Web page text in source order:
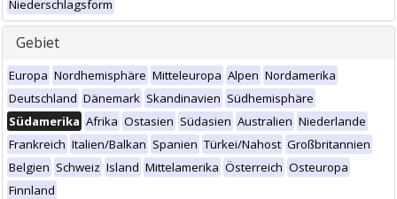
Niederschlagsform
Gebiet
Europa Nordhemisphäre Mitteleuropa Alpen Nordamerika
Deutschland Dänemark Skandinavien Südhemisphäre
Südamerika Afrika Ostasien Südasien Australien Niederlande
Frankreich Italien/Balkan Spanien Türkei/Nahost Großbritannien
Belgien Schweiz Island Mittelamerika Österreich Osteuropa
Finnland